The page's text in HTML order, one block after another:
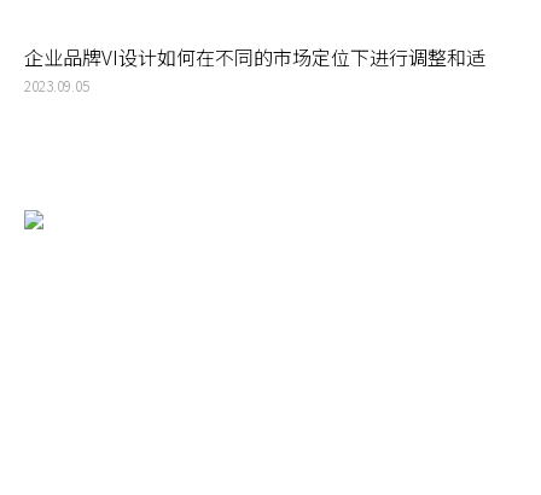
企业品牌VI设计如何在不同的市场定位下进行调整和适
应？
2023.09.05